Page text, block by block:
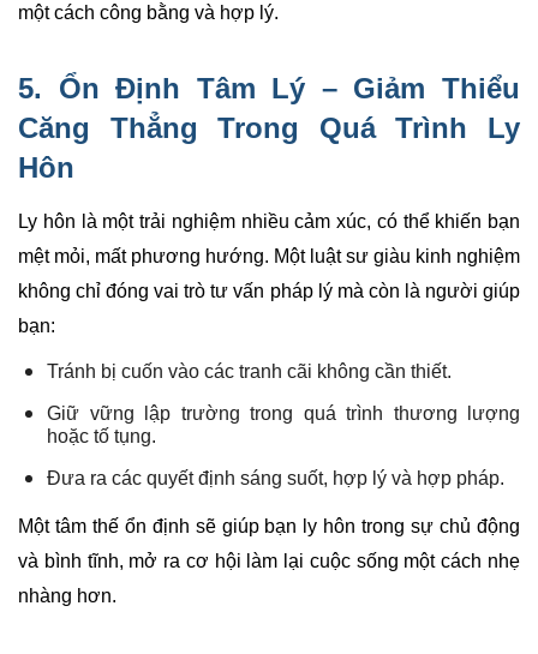
một cách công bằng và hợp lý.
5. Ổn Định Tâm Lý – Giảm Thiểu
Căng Thẳng Trong Quá Trình Ly
Hôn
Ly hôn là một trải nghiệm nhiều cảm xúc, có thể khiến bạn
mệt mỏi, mất phương hướng. Một luật sư giàu kinh nghiệm
không chỉ đóng vai trò tư vấn pháp lý mà còn là người giúp
bạn:
Tránh bị cuốn vào các tranh cãi không cần thiết.
Giữ vững lập trường trong quá trình thương lượng
hoặc tố tụng.
Đưa ra các quyết định sáng suốt, hợp lý và hợp pháp.
Một tâm thế ổn định sẽ giúp bạn ly hôn trong sự chủ động
và bình tĩnh, mở ra cơ hội làm lại cuộc sống một cách nhẹ
nhàng hơn.